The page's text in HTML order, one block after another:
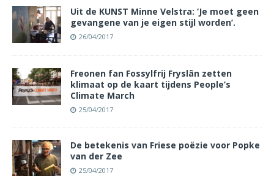
Uit de KUNST Minne Velstra: ‘Je moet geen
gevangene van je eigen stijl worden’.
26/04/2017
Freonen fan Fossylfrij Fryslân zetten
klimaat op de kaart tijdens People’s
Climate March
25/04/2017
De betekenis van Friese poëzie voor Popke
van der Zee
25/04/2017